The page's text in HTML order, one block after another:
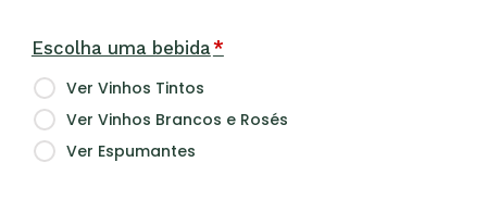
Escolha uma bebida*
Ver Vinhos Tintos
Ver Vinhos Brancos e Rosés
Ver Espumantes